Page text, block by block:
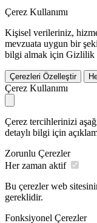
Çerez Kullanımı
Kişisel verileriniz,
mevzuata uygun bir
bilgi almak için Gizlilik
Çerezleri Özelleştir
Çerez Kullanımı
Çerez tercihlerinizi
detaylı bilgi için
Zorunlu Çerezler
Her zaman aktif
Bu çerezler web
gereklidir.
Fonksiyonel Çerezler